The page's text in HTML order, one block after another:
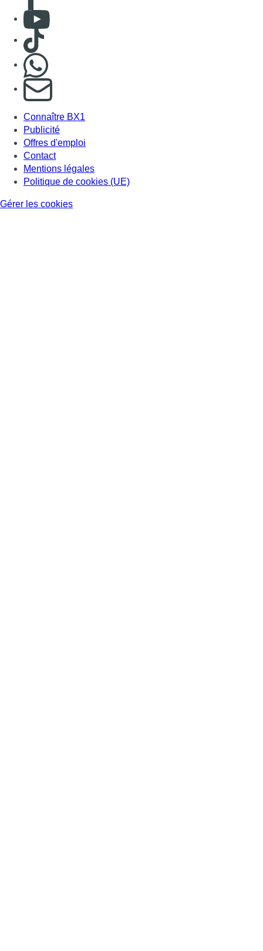
Consulter Youtube
Consulter TikTok
S'abonner à notre newsletter
Connaître BX1
Publicité
Offres d'emploi
Contact
Mentions légales
Politique de cookies (UE)
Gérer les cookies